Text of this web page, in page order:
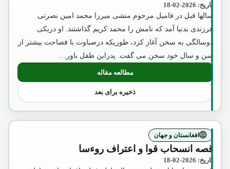
تاریخ: 2026-02-18
سالها قبل در فامیل مرحوم منشی میرزا محمد امین نصرتی
فرزندی بدنیا آمد که نامش را محمد کریم گذاشتند. او دریکی
دوسالگی به سخن آغاز کرد، طوریکه درصباوت با فصاحت بیشتر از
سن و سال خود سخن می گفت. پدراین طفل باور…
مطالعه مقاله: بسم الله الرحمن الرحیم
ذخیره برای بعد
افغانستان و جهان
قصه انسحاب قوا و اعتراف روءسا
تاریخ: 2026-02-18